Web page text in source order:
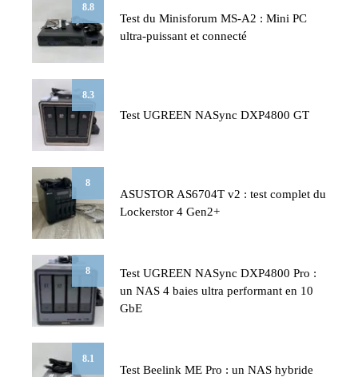
8.8
Test du Minisforum MS-A2 : Mini PC
ultra-puissant et connecté
8.3
Test UGREEN NASync DXP4800 GT
8
ASUSTOR AS6704T v2 : test complet du
Lockerstor 4 Gen2+
8
Test UGREEN NASync DXP4800 Pro :
un NAS 4 baies ultra performant en 10
GbE
8.1
Test Beelink ME Pro : un NAS hybride